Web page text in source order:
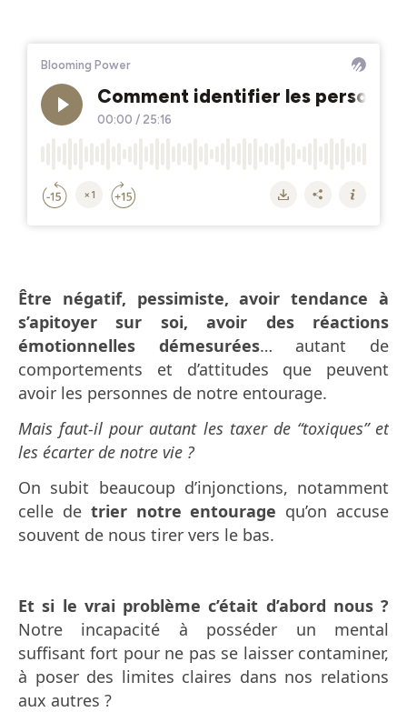
Être négatif, pessimiste, avoir tendance à
s’apitoyer sur soi, avoir des réactions
émotionnelles démesurées… autant de
comportements et d’attitudes que peuvent
avoir les personnes de notre entourage.
Mais faut-il pour autant les taxer de “toxiques” et
les écarter de notre vie ?
On subit beaucoup d’injonctions, notamment
celle de trier notre entourage qu’on accuse
souvent de nous tirer vers le bas.
Et si le vrai problème c’était d’abord nous ?
Notre incapacité à posséder un mental
suffisant fort pour ne pas se laisser contaminer,
à poser des limites claires dans nos relations
aux autres ?